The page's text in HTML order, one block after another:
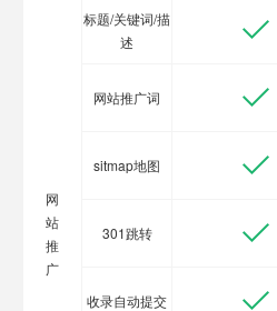
网
站
推
广
标题/关键词/描
述
网站推广词
sitmap地图
301跳转
收录自动提交